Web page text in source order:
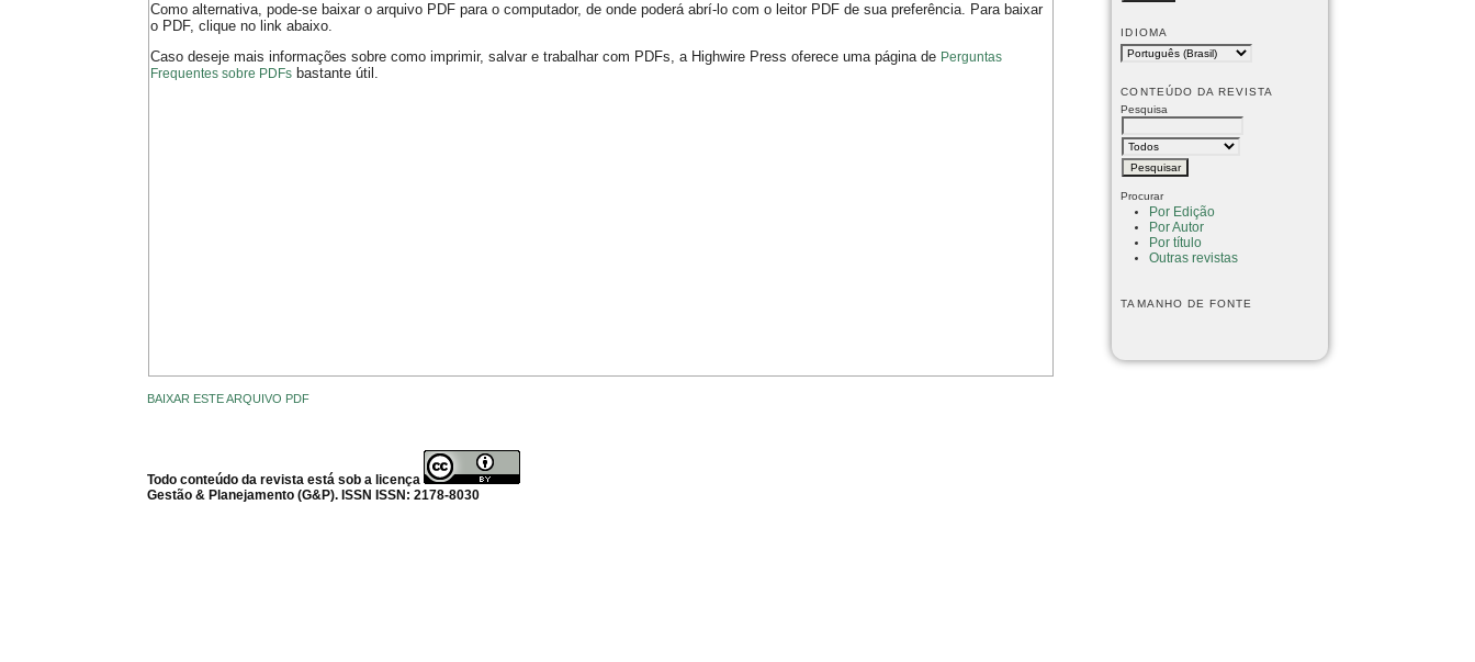
IDIOMA
CONTEÚDO DA REVISTA
Pesquisa
Procurar
Por Edição
Por Autor
Por título
Outras revistas
TAMANHO DE FONTE
Como alternativa, pode-se baixar o arquivo PDF para o computador, de onde poderá abrí-lo com o leitor PDF de sua preferência. Para baixar
o PDF, clique no link abaixo.
Caso deseje mais informações sobre como imprimir, salvar e trabalhar com PDFs, a Highwire Press oferece uma página de Perguntas
Frequentes sobre PDFs bastante útil.
BAIXAR ESTE ARQUIVO PDF
Todo conteúdo da revista está sob a licença
Gestão & Planejamento (G&P). ISSN ISSN: 2178-8030